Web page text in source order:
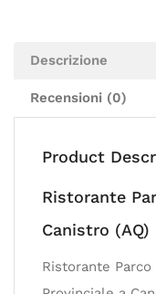
Descrizione
Recensioni (0)
Product
Ristorante
Canistro (AQ)
Ristorante